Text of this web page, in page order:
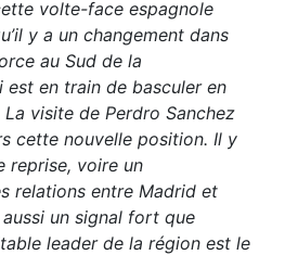
volte-face espagnole
y a un changement dans
au Sud de la
est en train de basculer en
visite de Perdro Sanchez
cette nouvelle position. Il y
reprise, voire un
relations entre Madrid et
aussi un signal fort que
leader de la région est le